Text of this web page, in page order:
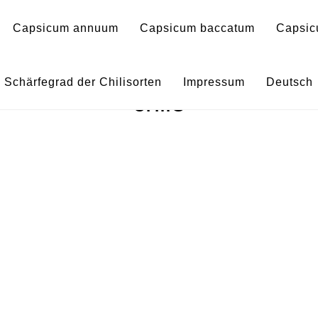
Capsicum annuum Capsicum baccatum
Schärfegrad der Chilisorten Impressum Deutsch
– Capsicum annuum –
chile